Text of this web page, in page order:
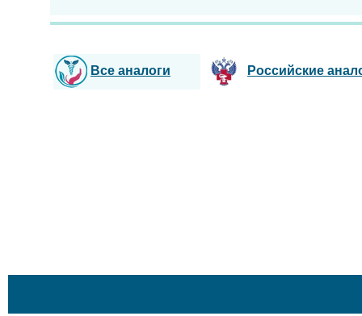
Все аналоги Российские